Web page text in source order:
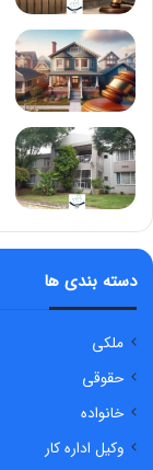
دسته بندی ها
ملکی
حقوقی
خانواده
وکیل اداره کار